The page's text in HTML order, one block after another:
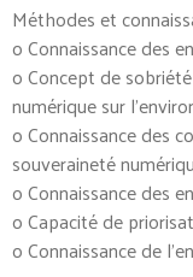
Méthodes et
o Connaissance des
o Concept de
numérique sur
o Connaissance des
souveraineté
o Connaissance des
o Capacité de
o Connaissance de